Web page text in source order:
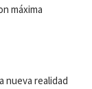
máxima
nueva realidad